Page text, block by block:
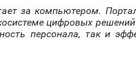
за компьютером.
цифровых
персонала, так и